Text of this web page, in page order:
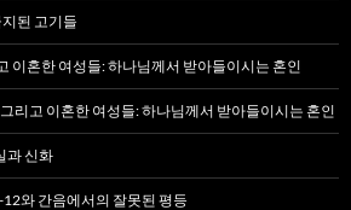
된 고기들
이혼한 여성들: 하나님께서 받아들이시는 혼인
리고 이혼한 여성들: 하나님께서 받아들이시는 혼인
과 신화
와 간음에서의 잘못된 평등